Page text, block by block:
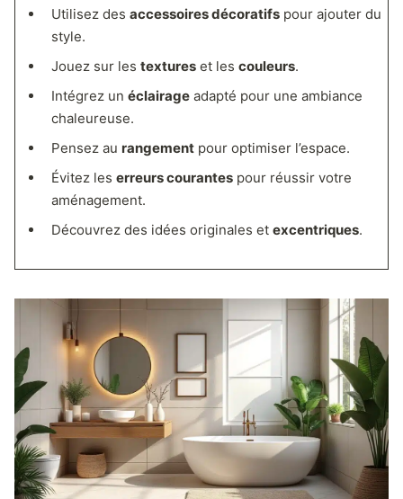
Utilisez des accessoires décoratifspour ajouter du
style.
Jouez sur les textureset les couleurs.
Intégrez un éclairageadapté pour une ambiance
chaleureuse.
Pensez au rangementpour optimiser l’espace.
Évitez les erreurs courantespour réussir votre
aménagement.
Découvrez des idées originales et excentriques.